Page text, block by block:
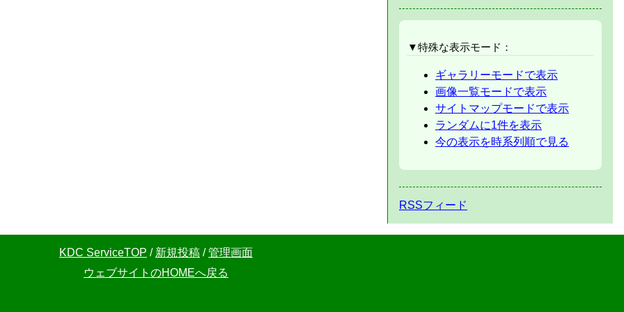
▼特殊な表示モード：
ギャラリーモードで表示
画像一覧モードで表示
サイトマップモードで表示
ランダムに1件を表示
今の表示を時系列順で見る
RSSフィード
KDC ServiceTOP / 新規投稿 /管理画面
ウェブサイトのHOMEへ戻る